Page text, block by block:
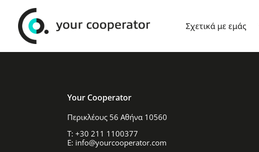
Σχετικά με εμάς
Your Cooperator
Περικλέους 56 Αθήνα 10560
T: +30 211 1100377
E: info@yourcooperator.com